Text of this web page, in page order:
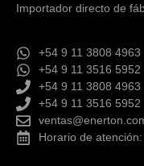
Importador directo de
+54 9 11 3808 4963
+54 9 11 3516 5952
+54 9 11 3808 4963
+54 9 11 3516 5952
Horario de